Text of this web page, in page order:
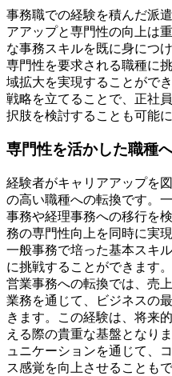
事務職での経験を積んだ派
アアップと専門性の向上は
な事務スキルを既に身につ
専門性を要求される職種に
域拡大を実現することがで
戦略を立てることで、正社
択肢を検討することも可能に
専門性を活かした職種
経験者がキャリアアップを
の高い職種への転換です。
事務や経理事務への移行を
務の専門性向上を同時に実
一般事務で培った基本スキ
に挑戦することができます。
営業事務への転換では、売
業務を通じて、ビジネスの
きます。この経験は、将来
える際の貴重な基盤となり
ュニケーションを通じて、
ス感覚を向上させることもで